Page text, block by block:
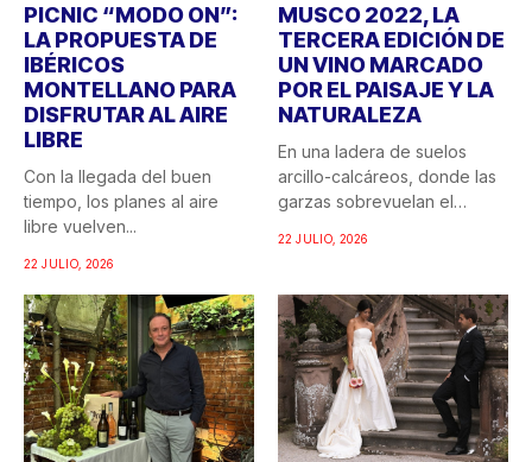
PICNIC “MODO ON”:
LA PROPUESTA DE
IBÉRICOS
MONTELLANO PARA
DISFRUTAR AL AIRE
LIBRE
Con la llegada del buen
tiempo, los planes al aire
libre vuelven...
22 JULIO, 2026
MUSCO 2022, LA
TERCERA EDICIÓN DE
UN VINO MARCADO
POR EL PAISAJE Y LA
NATURALEZA
En una ladera de suelos
arcillo-calcáreos, donde las
garzas sobrevuelan el
22 JULIO, 2026